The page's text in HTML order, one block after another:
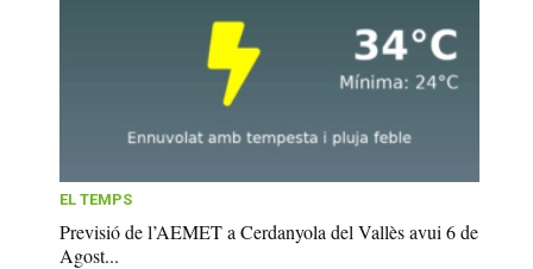
EL TEMPS
Previsió de l’AEMET a Cerdanyola del Vallès avui 6 de
Agost...